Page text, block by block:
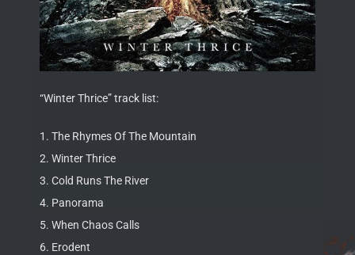
“Winter Thrice” track list:
1. The Rhymes Of The Mountain
2. Winter Thrice
3. Cold Runs The River
4. Panorama
5. When Chaos Calls
6. Erodent